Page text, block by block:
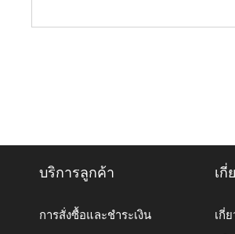
บริการลูกค้า
การสั่งซื้อและชำระเงิน
เกี่
เกี่